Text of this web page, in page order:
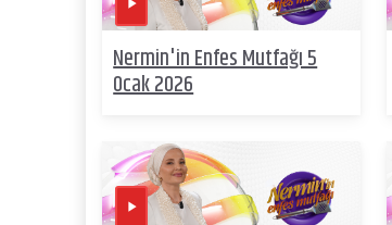
Nermin'in Enfes Mutfağı 5
Ocak 2026